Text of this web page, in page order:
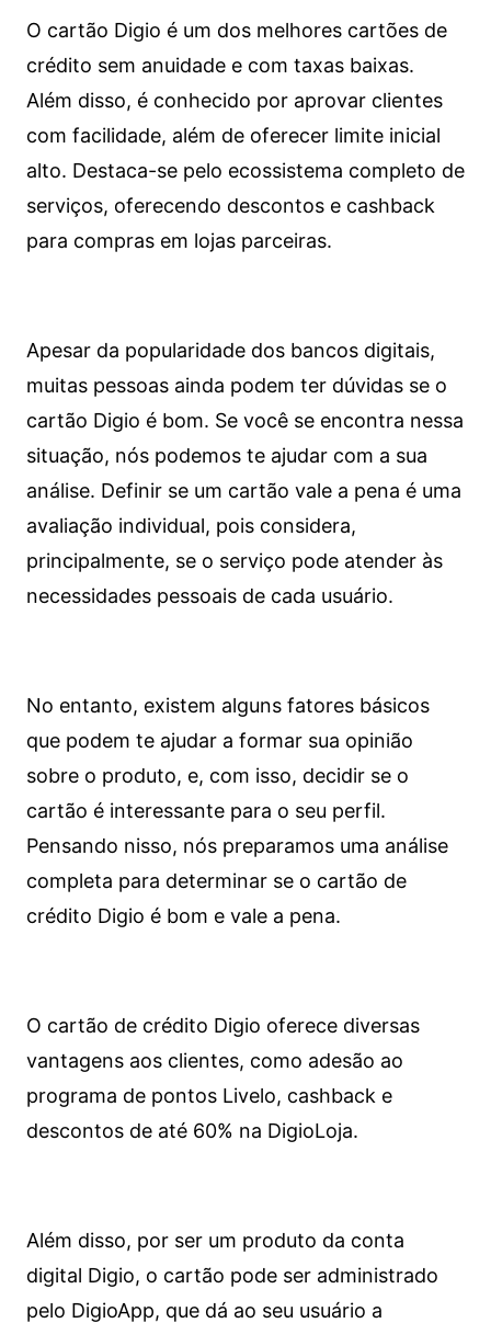
O cartão Digio é um dos melhores cartões de
crédito sem anuidade e com taxas baixas.
Além disso, é conhecido por aprovar clientes
com facilidade, além de oferecer limite inicial
alto. Destaca-se pelo ecossistema completo de
serviços, oferecendo descontos e cashback
para compras em lojas parceiras.
Apesar da popularidade dos bancos digitais,
muitas pessoas ainda podem ter dúvidas se o
cartão Digio é bom. Se você se encontra nessa
situação, nós podemos te ajudar com a sua
análise. Definir se um cartão vale a pena é uma
avaliação individual, pois considera,
principalmente, se o serviço pode atender às
necessidades pessoais de cada usuário.
No entanto, existem alguns fatores básicos
que podem te ajudar a formar sua opinião
sobre o produto, e, com isso, decidir se o
cartão é interessante para o seu perfil.
Pensando nisso, nós preparamos uma análise
completa para determinar se o cartão de
crédito Digio é bom e vale a pena.
O cartão de crédito Digio oferece diversas
vantagens aos clientes, como adesão ao
programa de pontos Livelo, cashback e
descontos de até 60% na DigioLoja.
Além disso, por ser um produto da conta
digital Digio, o cartão pode ser administrado
pelo DigioApp, que dá ao seu usuário a